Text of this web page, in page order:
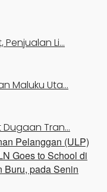
Li…
Maluku Uta…
Dugaan Tran…